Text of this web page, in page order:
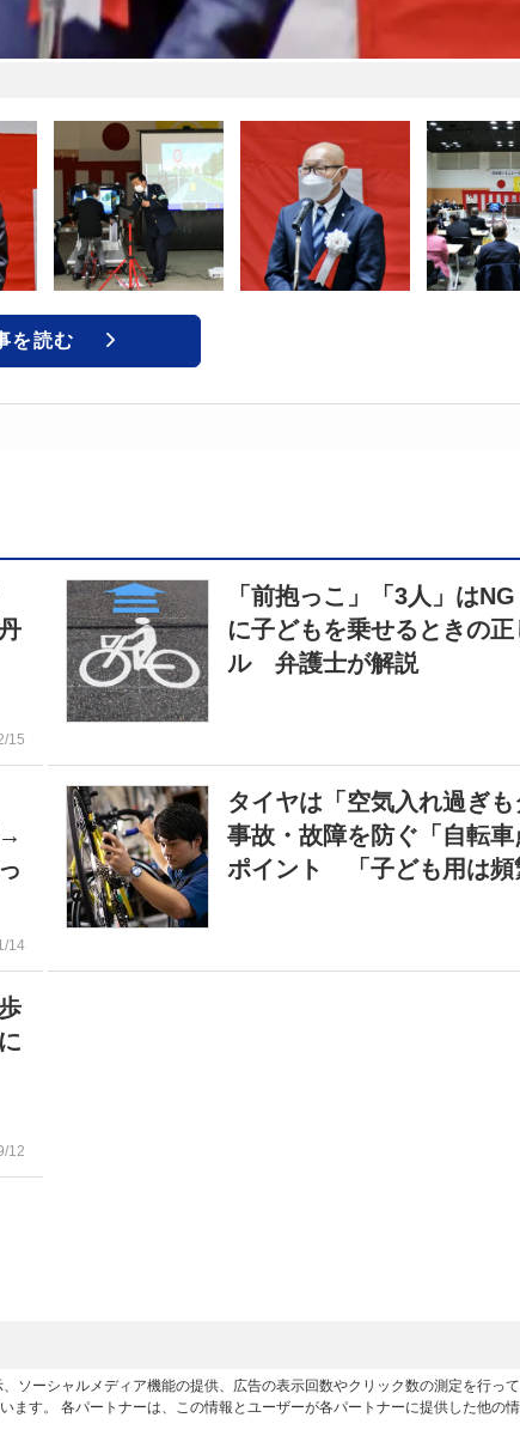
を読む
15
「前抱っこ」「3人」は
に子どもを乗せるときの
ル 弁護士が解説
14
タイヤは「空気入れ過ぎ
事故・故障を防ぐ「自転
ポイント 「子ども用は頻
12
ソーシャルメディア機能の提供、広告の表示回数やクリック数の測定を行っ
す。 各パートナーは、この情報とユーザーが各パートナーに提供した他の